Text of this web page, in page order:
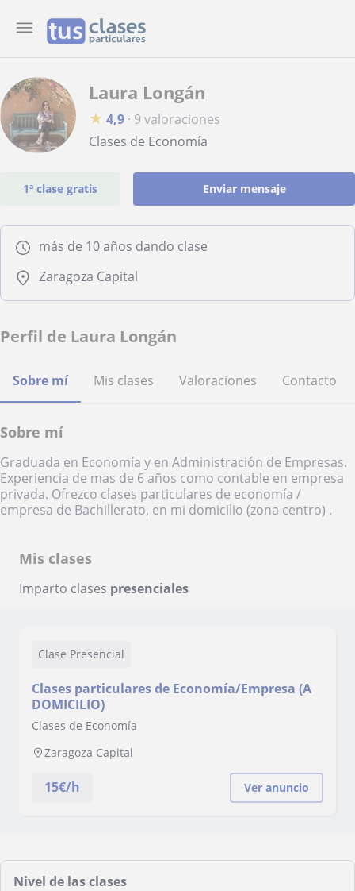
Laura Longán
★ 4,9 · 9 valoraciones
Clases de Economía
1ª clase gratis Enviar mensaje
más de 10 años dando clase
Zaragoza Capital
Perfil de Laura Longán
Sobre mí Mis clases Valoraciones Contacto
Sobre mí
Graduada en Economía y en Administración de Empresas.
Experiencia de mas de 6 años como contable en empresa
privada. Ofrezco clases particulares de economía /
empresa de Bachillerato, en mi domicilio (zona centro) .
Mis clases
Imparto clases presenciales
Clase Presencial
Clases particulares de Economía/Empresa (A
DOMICILIO)
Clases de Economía
Zaragoza Capital
15€/h Ver anuncio
Nivel de las clases